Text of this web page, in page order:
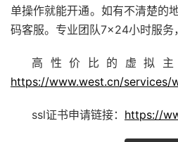
单操作就能开通。如有不清楚的
码客服。专业团队7×24小时服务
高性价比的虚拟
https://www.west.cn/services/
ssl证书申请链接： https://